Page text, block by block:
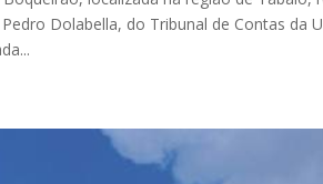
Dolabella, do Tribunal de Contas da